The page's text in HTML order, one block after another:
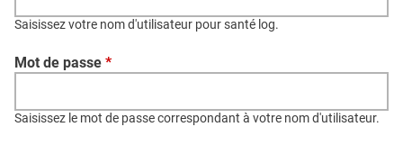
CONTACT
Saisissez votre nom d'utilisateur pour santé log.
Mot de passe *
Saisissez le mot de passe correspondant à votre nom d'utilisateur.